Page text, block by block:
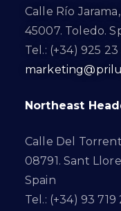
Calle Río Jarama,
45007. Toledo.
Tel.: (+34) 925 23
Northeast
Calle Del
08791. Sant
Spain
Tel.: (+34) 93 719